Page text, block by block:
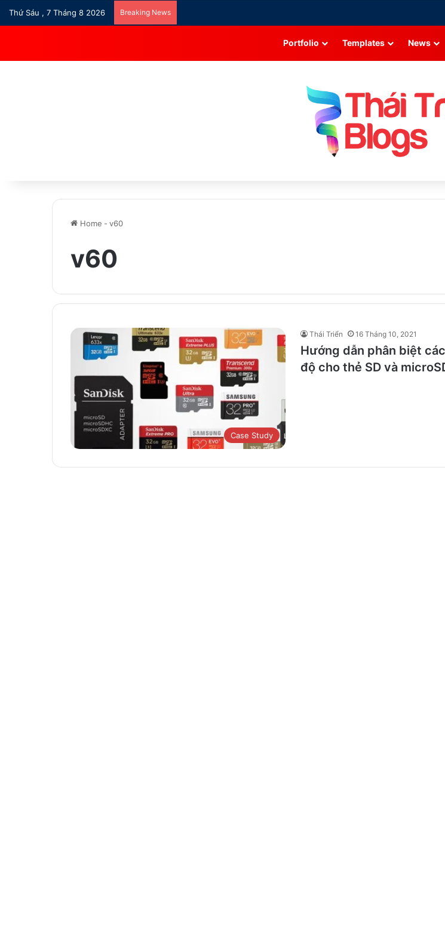
Thứ Sáu , 7 Tháng 8 2026 Breaking News
Portfolio Templates News
Home - v60
v60
Case Study
Thái Triển 16 Tháng 10, 2021
Hướng dẫn phân biệt
độ cho thẻ SD và